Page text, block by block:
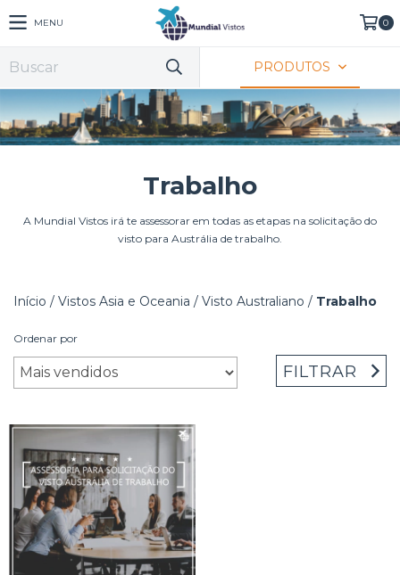
MENU 0
PRODUTOS
Trabalho
A Mundial Vistos irá te assessorar em todas as etapas na solicitação do
visto para Austrália de trabalho.
Início / Vistos Asia e Oceania / Visto Australiano / Trabalho
Ordenar por
FILTRAR